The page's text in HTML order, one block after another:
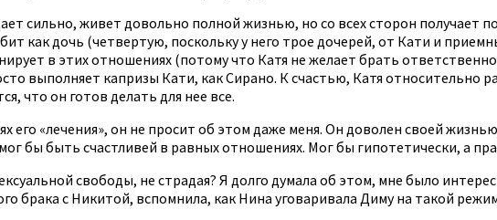
сильно, живет довольно полной жизнью, но со всех сторон получает
как дочь (четвертую, поскольку у него трое дочерей, от Кати и
в этих отношениях (потому что Катя не желает брать
выполняет капризы Кати, как Сирано. К счастью, Катя относительно
что он готов делать для нее все.
его «лечения», он не просит об этом даже меня. Он доволен своей
бы быть счастливей в равных отношениях. Мог бы гипотетически, а
свободы, не страдая? Я долго думала об этом, мне было
брака с Никитой, вспомнила, как Нина уговаривала Диму на такой